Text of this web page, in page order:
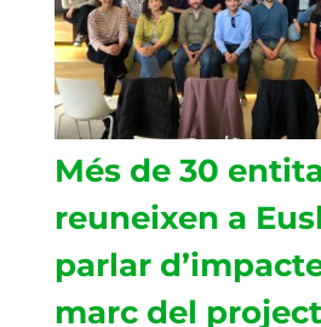
Més de 30
reuneixen a
parlar
marc del